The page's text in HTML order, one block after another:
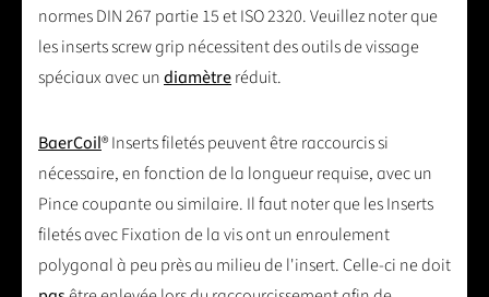
normes DIN 267 partie 15 et ISO 2320. Veuillez noter que
les inserts screw grip nécessitent des outils de vissage
spéciaux avec undiamètreréduit.
BaerCoil® Inserts filetés peuvent être raccourcis si
nécessaire, en fonction de la longueur requise, avec un
Pince coupante ou similaire. Il faut noter que les Inserts
filetés avec Fixation de la vis ont un enroulement
polygonal à peu près au milieu de l'insert. Celle-ci ne doit